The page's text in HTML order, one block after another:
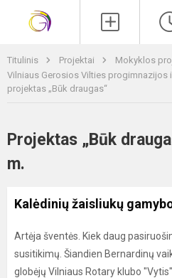
Titulinis Projektai
Mokyklos
Vilniaus Gerosios Vilties progimnazijos
projektas „Būk draugas“
Projektas „Būk
m.
Kalėdinių žaisliukų
Artėja šventės. Kiek daug
susitikimų. Šiandien Bernardinų
globėjų Vilniaus Rotary klubo